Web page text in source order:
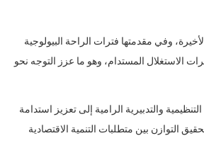
وفي مقدمتها فترات الراحة البيولوجية
المستدام، وهو ما عزز التوجه نحو
والتدبيرية الرامية إلى تعزيز استدامة
التوازن بين متطلبات التنمية الاقتصادية